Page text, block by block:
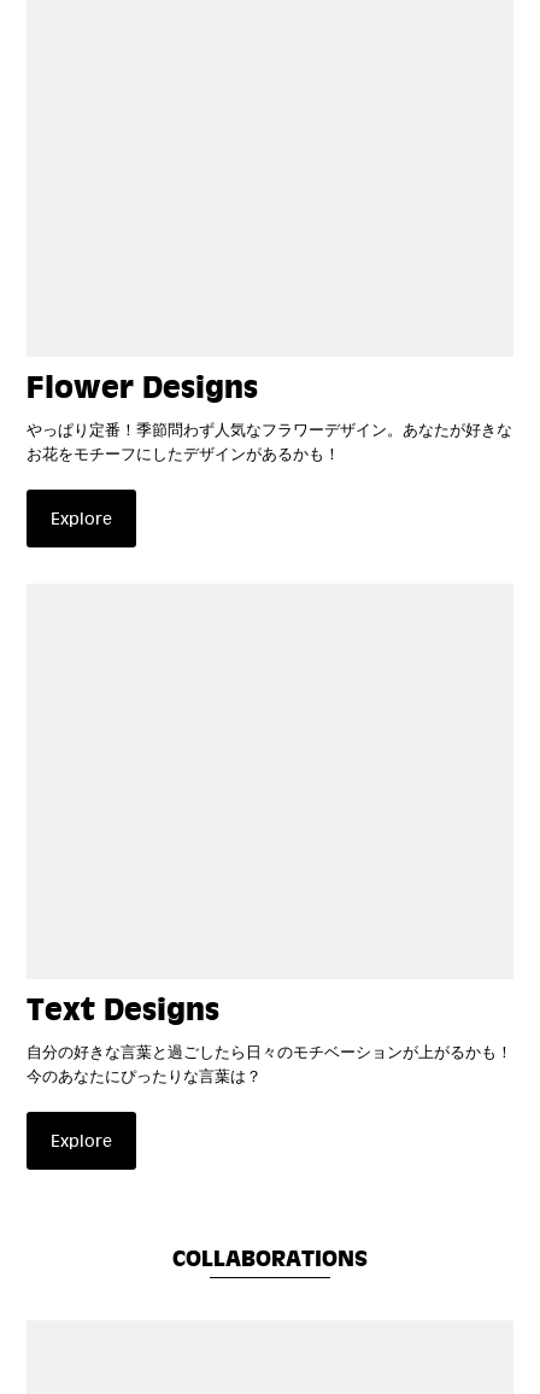
Flower Designs
やっぱり定番！季節問わず人気なフラワーデザイン。あなたが好きな
お花をモチーフにしたデザインがあるかも！
Explore
Text Designs
自分の好きな言葉と過ごしたら日々のモチベーションが上がるかも！
今のあなたにぴったりな言葉は？
Explore
COLLABORATIONS